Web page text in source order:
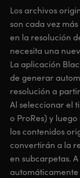
Los archivos
son cada vez
en la resolución
necesita una
La aplicación
de generar
resolución a
Al seleccionar el
o ProRes) y
los contenidos
convertirán a la
en subcarpetas.